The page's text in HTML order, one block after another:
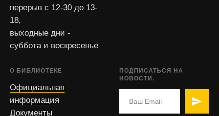
перерыв с 12-30 до 13-
18,
выходные дни -
суббота и воскресенье
О БИБЛИОТЕКЕ
Официальная
информация
Документы
ПОДПИСАТЬСЯ НА
НОВОСТИ.